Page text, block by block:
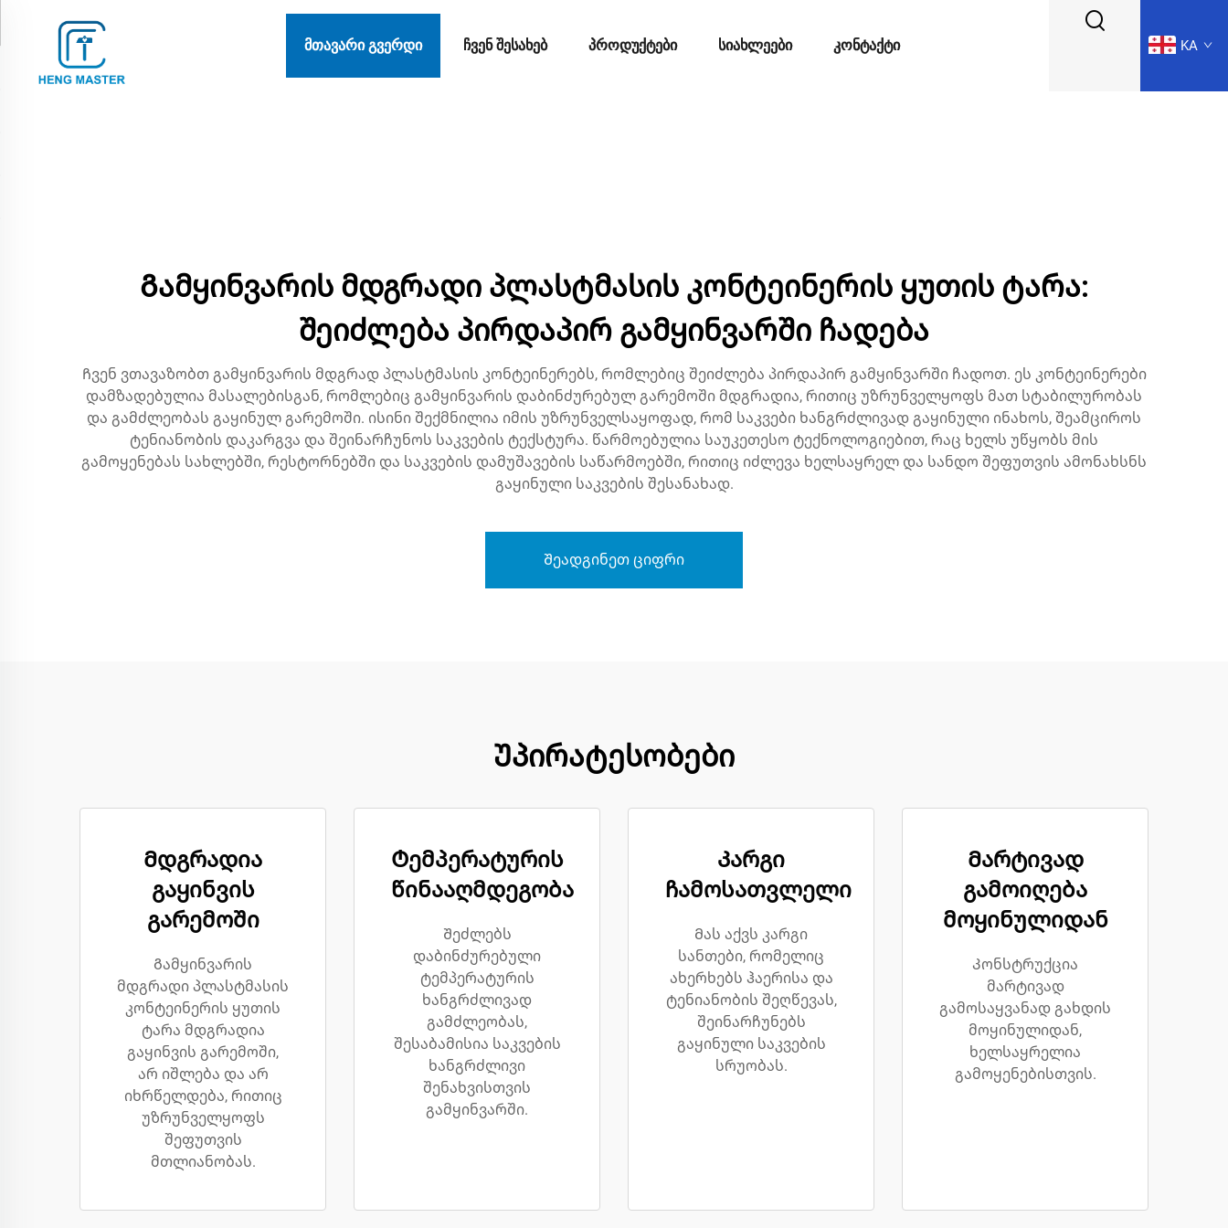
ᲛᲗᲐᲕᲐᲠᲘ ᲒᲕᲔᲠᲓᲘ ᲩᲕᲔᲜ ᲨᲔᲡᲐᲮᲔᲑ ᲞᲠᲝᲓᲣᲥᲢᲔᲑᲘ ᲡᲘᲐᲮᲚᲔᲔᲑᲘ ᲙᲝᲜᲢᲐᲥᲢᲘ KA
Გამყინვარის მდგრადი პლასტმასის კონტეინერის ყუთის ტარა:
შეიძლება პირდაპირ გამყინვარში ჩადება
Ჩვენ ვთავაზობთ გამყინვარის მდგრად პლასტმასის კონტეინერებს, რომლებიც შეიძლება პირდაპირ გამყინვარში ჩადოთ. ეს კონტეინერები
დამზადებულია მასალებისგან, რომლებიც გამყინვარის დაბინძურებულ გარემოში მდგრადია, რითიც უზრუნველყოფს მათ სტაბილურობას
და გამძლეობას გაყინულ გარემოში. ისინი შექმნილია იმის უზრუნველსაყოფად, რომ საკვები ხანგრძლივად გაყინული ინახოს, შეამციროს
ტენიანობის დაკარგვა და შეინარჩუნოს საკვების ტექსტურა. წარმოებულია საუკეთესო ტექნოლოგიებით, რაც ხელს უწყობს მის
გამოყენებას სახლებში, რესტორნებში და საკვების დამუშავების საწარმოებში, რითიც იძლევა ხელსაყრელ და სანდო შეფუთვის ამონახსნს
გაყინული საკვების შესანახად.
Შეადგინეთ ციფრი
Უპირატესობები
Მდგრადია
გაყინვის
გარემოში
Გამყინვარის
მდგრადი პლასტმასის
კონტეინერის ყუთის
ტარა მდგრადია
გაყინვის გარემოში,
არ იშლება და არ
იხრწელდება, რითიც
უზრუნველყოფს
შეფუთვის
მთლიანობას.
Ტემპერატურის
წინააღმდეგობა
Შეძლებს
დაბინძურებული
ტემპერატურის
ხანგრძლივად
გამძლეობას,
შესაბამისია საკვების
ხანგრძლივი
შენახვისთვის
გამყინვარში.
Კარგი
ჩამოსათვლელი
Მას აქვს კარგი
სანთები, რომელიც
ახერხებს ჰაერისა და
ტენიანობის შეღწევას,
შეინარჩუნებს
გაყინული საკვების
სრუობას.
Მარტივად
გამოიღება
მოყინულიდან
Კონსტრუქცია
მარტივად
გამოსაყვანად გახდის
მოყინულიდან,
ხელსაყრელია
გამოყენებისთვის.